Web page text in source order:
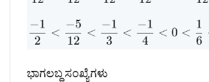
ಭಾಗಲಬ್ಧ ಸಂಖ್ಯೆಗಳು